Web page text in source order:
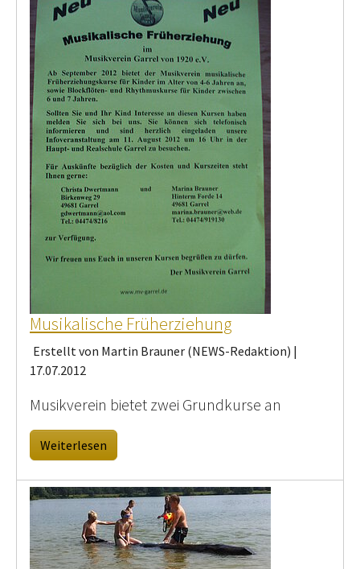
Musikalische Früherziehung
Erstellt von Martin Brauner (NEWS-Redaktion) |
17.07.2012
Musikverein bietet zwei Grundkurse an
Weiterlesen